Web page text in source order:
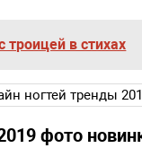
троицей в стихах
фото